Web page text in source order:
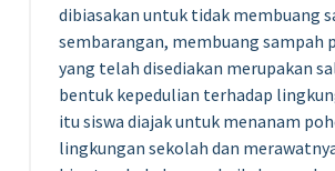
dibiasakan untuk tidak membuang
sembarangan, membuang sampah
yang telah disediakan merupakan
bentuk kepedulian terhadap
itu siswa diajak untuk menanam
lingkungan sekolah dan